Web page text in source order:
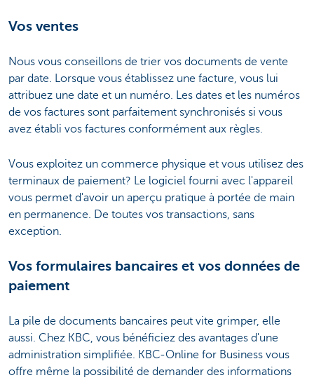
Vos ventes
Nous vous conseillons de trier vos documents de vente
par date. Lorsque vous établissez une facture, vous lui
attribuez une date et un numéro. Les dates et les numéros
de vos factures sont parfaitement synchronisés si vous
avez établi vos factures conformément aux règles.
Vous exploitez un commerce physique et vous utilisez des
terminaux de paiement? Le logiciel fourni avec l'appareil
vous permet d'avoir un aperçu pratique à portée de main
en permanence. De toutes vos transactions, sans
exception.
Vos formulaires bancaires et vos données de
paiement
La pile de documents bancaires peut vite grimper, elle
aussi. Chez KBC, vous bénéficiez des avantages d'une
administration simplifiée. KBC-Online for Business vous
offre même la possibilité de demander des informations